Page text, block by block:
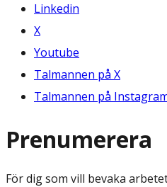
Linkedin
X
Youtube
Talmannen på X
Talmannen på
Prenumerera
För dig som vill bevaka